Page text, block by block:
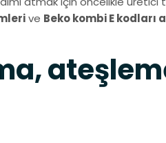
ve Beko kombi E kodları